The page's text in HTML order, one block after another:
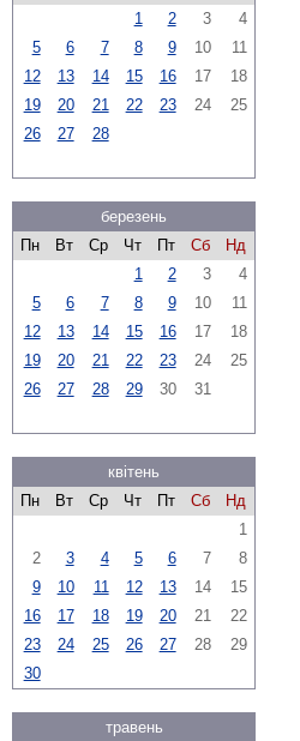
1
2 3
4
5
6 7 8 9 10
11
12
13 14 15 16 17
18
19
20 21 22 23 24
25
26
27 28
березень
Пн
Вт Ср Чт Пт Сб
Нд
1
2 3
4
5
6 7 8 9 10
11
12
13 14 15 16 17
18
19
20 21 22 23 24
25
26
27 28 29 30 31
квітень
Пн
Вт Ср Чт Пт Сб
Нд
1
2
3 4 5 6 7
8
9
10 11 12 13 14
15
16
17 18 19 20 21
22
23
24 25 26 27 28
29
30
травень